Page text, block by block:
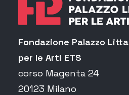
Fondazione Palazzo Litta
per le Arti ETS
corso Magenta 24
20123 Milano